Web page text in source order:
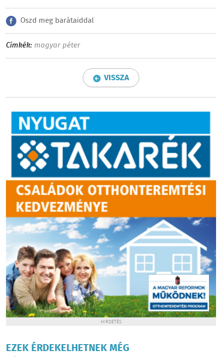
Oszd meg barátaiddal
Címkék: magyar péter
VISSZA
HIRDETÉS
EZEK ÉRDEKELHETNEK MÉG